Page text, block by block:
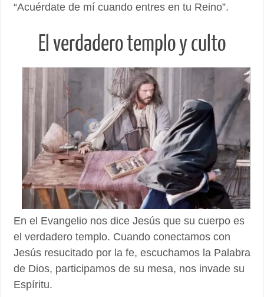
“Acuérdate de mí cuando entres en tu Reino”.
El verdadero templo y culto
En el Evangelio nos dice Jesús que su cuerpo es
el verdadero templo. Cuando conectamos con
Jesús resucitado por la fe, escuchamos la Palabra
de Dios, participamos de su mesa, nos invade su
Espíritu.